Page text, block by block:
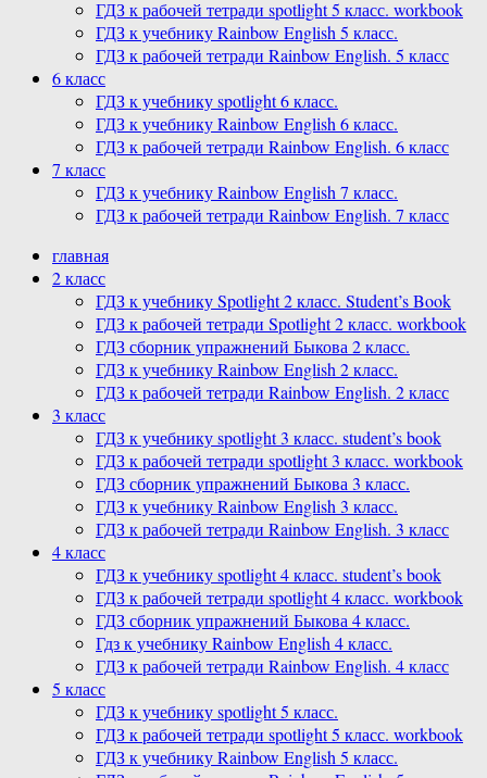
ГДЗ к рабочей тетради spotlight 5 класс. workbook
ГДЗ к учебнику Rainbow English 5 класс.
ГДЗ к рабочей тетради Rainbow English. 5 класс
6 класс
ГДЗ к учебнику spotlight 6 класс.
ГДЗ к учебнику Rainbow English 6 класс.
ГДЗ к рабочей тетради Rainbow English. 6 класс
7 класс
ГДЗ к учебнику Rainbow English 7 класс.
ГДЗ к рабочей тетради Rainbow English. 7 класс
главная
2 класс
ГДЗ к учебнику Spotlight 2 класс. Student’s Book
ГДЗ к рабочей тетради Spotlight 2 класс. workbook
ГДЗ сборник упражнений Быкова 2 класс.
ГДЗ к учебнику Rainbow English 2 класс.
ГДЗ к рабочей тетради Rainbow English. 2 класс
3 класс
ГДЗ к учебнику spotlight 3 класс. student’s book
ГДЗ к рабочей тетради spotlight 3 класс. workbook
ГДЗ сборник упражнений Быкова 3 класс.
ГДЗ к учебнику Rainbow English 3 класс.
ГДЗ к рабочей тетради Rainbow English. 3 класс
4 класс
ГДЗ к учебнику spotlight 4 класс. student’s book
ГДЗ к рабочей тетради spotlight 4 класс. workbook
ГДЗ сборник упражнений Быкова 4 класс.
Гдз к учебнику Rainbow English 4 класс.
ГДЗ к рабочей тетради Rainbow English. 4 класс
5 класс
ГДЗ к учебнику spotlight 5 класс.
ГДЗ к рабочей тетради spotlight 5 класс. workbook
ГДЗ к учебнику Rainbow English 5 класс.